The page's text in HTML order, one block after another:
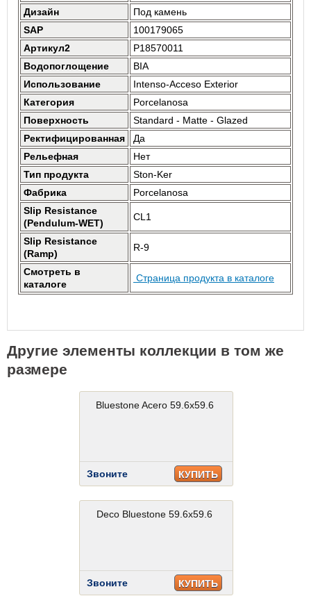
Дизайн
Под камень
SAP
100179065
Артикул2
P18570011
Водопоглощение
BIA
Использование
Intenso-Acceso Exterior
Категория
Porcelanosa
Поверхность
Standard - Matte - Glazed
Ректифицированная
Да
Рельефная
Нет
Тип продукта
Ston-Ker
Фабрика
Porcelanosa
Slip Resistance
(Pendulum-WET)
CL1
Slip Resistance
(Ramp)
R-9
Смотреть в
каталоге
Страница продукта в каталоге
Другие элементы коллекции в том же
размере
Bluestone Acero 59.6x59.6
Звоните КУПИТЬ
Deco Bluestone 59.6x59.6
Звоните КУПИТЬ